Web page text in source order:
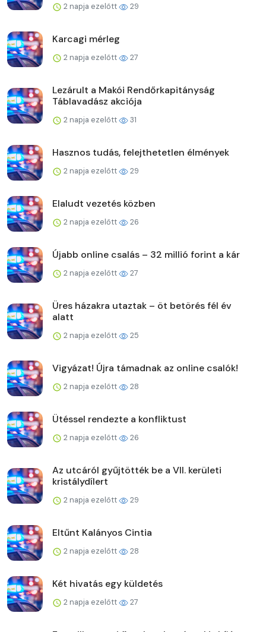
2 napja ezelőtt 29
Karcagi mérleg
2 napja ezelőtt 27
Lezárult a Makói Rendőrkapitányság
Táblavadász akciója
2 napja ezelőtt 31
Hasznos tudás, felejthetetlen élmények
2 napja ezelőtt 29
Elaludt vezetés közben
2 napja ezelőtt 26
Újabb online csalás – 32 millió forint a kár
2 napja ezelőtt 27
Üres házakra utaztak – öt betörés fél év
alatt
2 napja ezelőtt 25
Vigyázat! Újra támadnak az online csalók!
2 napja ezelőtt 28
Ütéssel rendezte a konfliktust
2 napja ezelőtt 26
Az utcáról gyűjtötték be a VII. kerületi
kristálydílert
2 napja ezelőtt 29
Eltűnt Kalányos Cintia
2 napja ezelőtt 28
Két hivatás egy küldetés
2 napja ezelőtt 27